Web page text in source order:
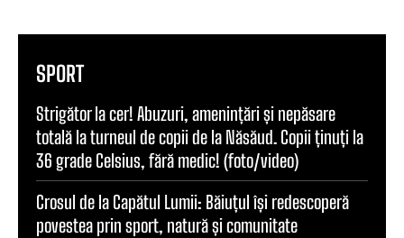
SPORT
Strigător la cer! Abuzuri, amenințări și nepăsare
totală la turneul de copii de la Năsăud. Copii ținuți la
36 grade Celsius, fără medic! (foto/video)
Crosul de la Capătul Lumii: Băiuțul își redescoperă
povestea prin sport, natură și comunitate